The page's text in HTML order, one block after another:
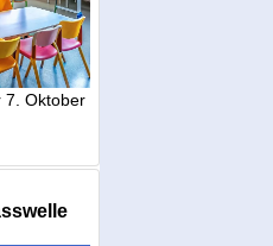
7. Oktober